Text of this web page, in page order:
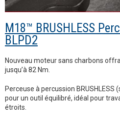
M18™ BRUSHLESS
BLPD2
Nouveau moteur sans charbons
jusqu’à 82 Nm.
Perceuse à percussion
pour un outil équilibré, idéal pour
étroits.